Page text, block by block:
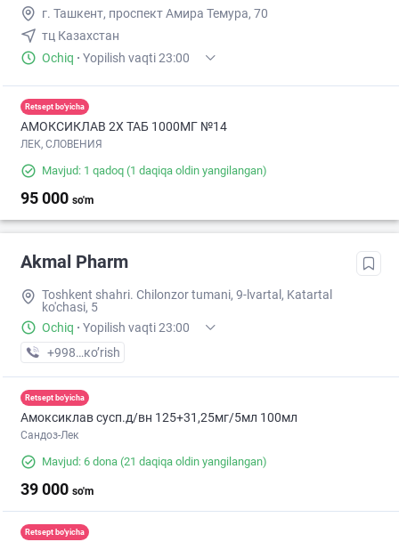
г. Ташкент, проспект Амира Темура, 70
тц Казахстан
Ochiq · Yopilish vaqti 23:00
Retsept bo'yicha
АМОКСИКЛАВ 2Х ТАБ 1000МГ №14
ЛЕК, СЛОВЕНИЯ
Mavjud: 1 qadoq (1 daqiqa oldin yangilangan)
95 000 so'm
Akmal Pharm
Toshkent shahri. Chilonzor tumani, 9-lvartal, Katartal
ko'chasi, 5
Ochiq · Yopilish vaqti 23:00
+998 (99) XXX-XX-XX
кo’rish
Retsept bo'yicha
Амоксиклав сусп.д/вн 125+31,25мг/5мл 100мл
Сандоз-Лек
Mavjud: 6 dona (21 daqiqa oldin yangilangan)
39 000 so'm
Retsept bo'yicha